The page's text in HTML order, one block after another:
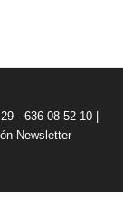
- 636 08 52 10 |
Newsletter